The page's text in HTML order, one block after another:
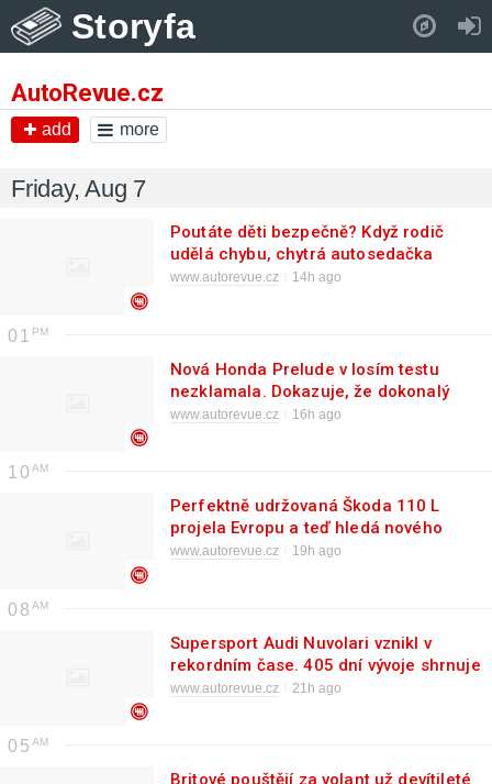
Storyfa
AutoRevue.cz
add more
Friday, Aug 7
Poutáte děti bezpečně? Když rodič
udělá chybu, chytrá autosedačka
Thule ho upozorní
www.autorevue.cz 14h ago
01
Nová Honda Prelude v losím testu
nezklamala. Dokazuje, že dokonalý
podvozek je víc než výkon
www.autorevue.cz 16h ago
10
Perfektně udržovaná Škoda 110 L
projela Evropu a teď hledá nového
dobrodruha. Nezruinuje vás
www.autorevue.cz 19h ago
08
Supersport Audi Nuvolari vznikl v
rekordním čase. 405 dní vývoje shrnuje
krátký dokument
www.autorevue.cz 21h ago
05
Britové pouštějí za volant už devítileté
Pull down to refresh..